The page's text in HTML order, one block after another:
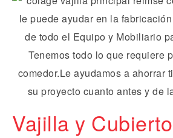
Vajilla y